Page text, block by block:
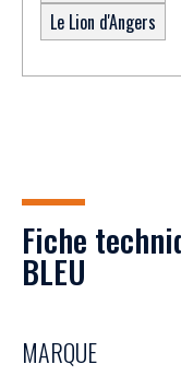
Le Lion d'Angers
Fiche
BLEU
MARQUE